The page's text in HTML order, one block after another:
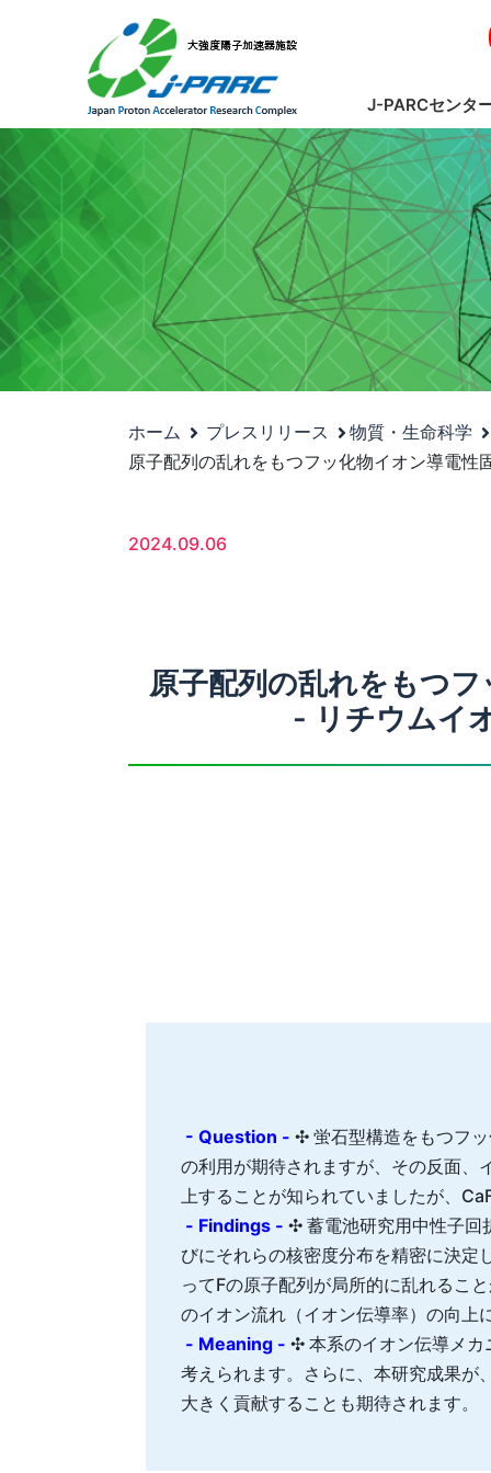
J-PARCセンタ
ホーム プレスリリース
物質・生命科学
原子配列の乱れをもつフッ化物イオン導電
2024.09.06
原子配列の乱れをもつ
- リチウムイ
- Question - ✣ 蛍石型構造をもつフ
の利用が期待されますが、その反面、
上することが知られていましたが、
- Findings - ✣ 蓄電池研究用中性子回
びにそれらの核密度分布を精密に決定
ってFの原子配列が局所的に乱れるこ
のイオン流れ（イオン伝導率）の向上
- Meaning - ✣ 本系のイオン伝導メカ
考えられます。さらに、本研究成果が
大きく貢献することも期待されます。